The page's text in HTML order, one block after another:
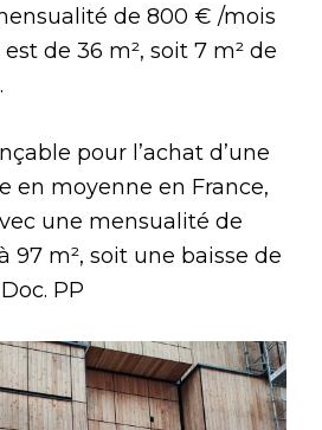
de 800 € /mois
de 36 m², soit 7 m² de
pour l’achat d’une
en moyenne en France,
une mensualité de
97 m², soit une baisse de
PP